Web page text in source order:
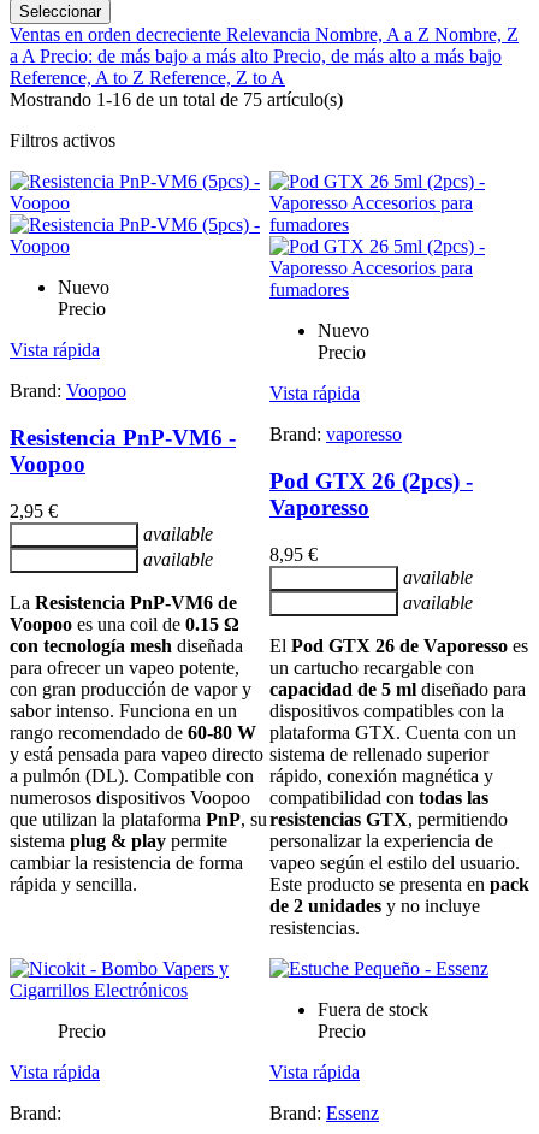
Seleccionar
Ventas en orden decreciente Relevancia Nombre, A a Z Nombre, Z
a A Precio: de más bajo a más alto Precio, de más alto a más bajo
Reference, A to Z Reference, Z to A
Mostrando 1-16 de un total de 75 artículo(s)
Filtros activos
Nuevo
Precio
Vista rápida
Brand: Voopoo
Resistencia PnP-VM6 -
Voopoo
2,95 €
available
available
La Resistencia PnP-VM6 de
Voopoo es una coil de 0.15 Ω
con tecnología mesh diseñada
para ofrecer un vapeo potente,
con gran producción de vapor y
sabor intenso. Funciona en un
rango recomendado de 60-80 W
y está pensada para vapeo directo
a pulmón (DL). Compatible con
numerosos dispositivos Voopoo
que utilizan la plataforma PnP, su
sistema plug & play permite
cambiar la resistencia de forma
rápida y sencilla.
Nuevo
Precio
Vista rápida
Brand: vaporesso
Pod GTX 26 (2pcs) -
Vaporesso
8,95 €
available
available
El Pod GTX 26 de Vaporesso es
un cartucho recargable con
capacidad de 5 ml diseñado para
dispositivos compatibles con la
plataforma GTX. Cuenta con un
sistema de rellenado superior
rápido, conexión magnética y
compatibilidad con todas las
resistencias GTX, permitiendo
personalizar la experiencia de
vapeo según el estilo del usuario.
Este producto se presenta en pack
de 2 unidades y no incluye
resistencias.
Precio
Vista rápida
Brand:
Fuera de stock
Precio
Vista rápida
Brand: Essenz